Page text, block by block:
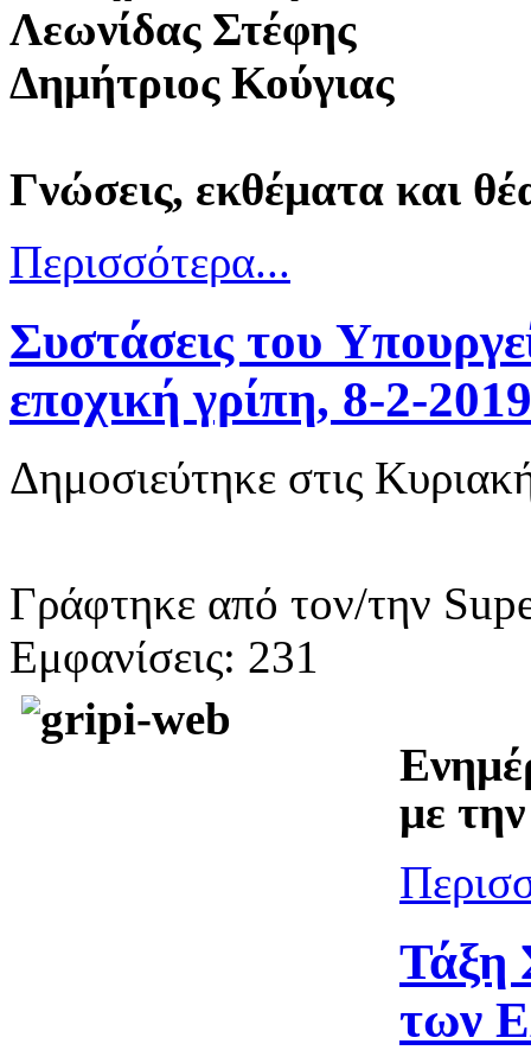
Λεωνίδας Στέφης
Δημήτριος Κούγιας
Γνώσεις, εκθέματα και
Περισσότερα...
Συστάσεις του
εποχική γρίπη, 8-2-2019
Δημοσιεύτηκε στις
Γράφτηκε από τον/την
Εμφανίσεις: 231
με
Τάξη
των